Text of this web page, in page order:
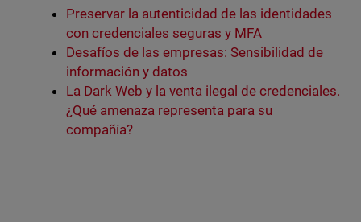
Preservar la autenticidad de las identidades
con credenciales seguras y MFA
Desafíos de las empresas: Sensibilidad de
información y datos
La Dark Web y la venta ilegal de credenciales.
¿Qué amenaza representa para su
compañía?